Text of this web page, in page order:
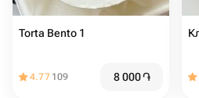
Torta Bento 1
4.77 109 8 000֏